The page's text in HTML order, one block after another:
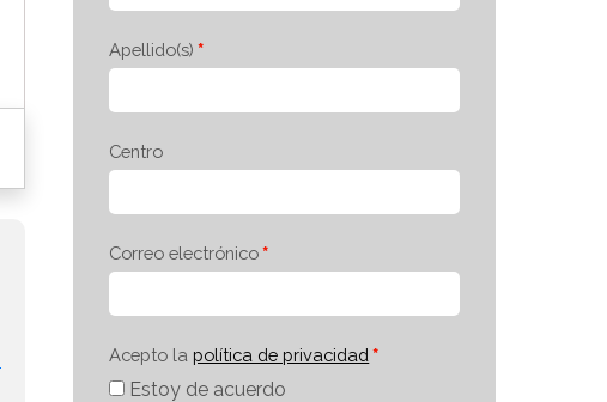
Apellido(s)
Centro
Correo electrónico
Acepto la política de privacidad
Estoy de acuerdo